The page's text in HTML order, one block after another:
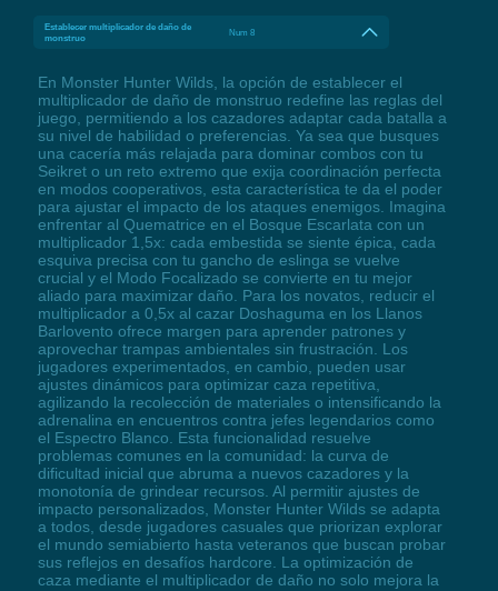
Establecer multiplicador de daño de
monstruo
Num 8
En Monster Hunter Wilds, la opción de establecer el
multiplicador de daño de monstruo redefine las reglas del
juego, permitiendo a los cazadores adaptar cada batalla a
su nivel de habilidad o preferencias. Ya sea que busques
una cacería más relajada para dominar combos con tu
Seikret o un reto extremo que exija coordinación perfecta
en modos cooperativos, esta característica te da el poder
para ajustar el impacto de los ataques enemigos. Imagina
enfrentar al Quematrice en el Bosque Escarlata con un
multiplicador 1,5x: cada embestida se siente épica, cada
esquiva precisa con tu gancho de eslinga se vuelve
crucial y el Modo Focalizado se convierte en tu mejor
aliado para maximizar daño. Para los novatos, reducir el
multiplicador a 0,5x al cazar Doshaguma en los Llanos
Barlovento ofrece margen para aprender patrones y
aprovechar trampas ambientales sin frustración. Los
jugadores experimentados, en cambio, pueden usar
ajustes dinámicos para optimizar caza repetitiva,
agilizando la recolección de materiales o intensificando la
adrenalina en encuentros contra jefes legendarios como
el Espectro Blanco. Esta funcionalidad resuelve
problemas comunes en la comunidad: la curva de
dificultad inicial que abruma a nuevos cazadores y la
monotonía de grindear recursos. Al permitir ajustes de
impacto personalizados, Monster Hunter Wilds se adapta
a todos, desde jugadores casuales que priorizan explorar
el mundo semiabierto hasta veteranos que buscan probar
sus reflejos en desafíos hardcore. La optimización de
caza mediante el multiplicador de daño no solo mejora la